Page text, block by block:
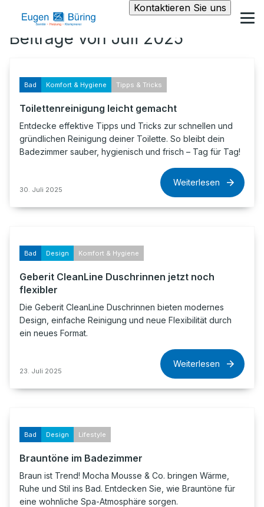
Kontaktieren Sie uns
Beiträge von Juli 2025
Bad Komfort & Hygiene Tipps & Tricks
Toilettenreinigung leicht gemacht
Entdecke effektive Tipps und Tricks zur schnellen und
gründlichen Reinigung deiner Toilette. So bleibt dein
Badezimmer sauber, hygienisch und frisch – Tag für Tag!
30. Juli 2025
Weiterlesen
Bad Design Komfort & Hygiene
Geberit CleanLine Duschrinnen jetzt noch
flexibler
Die Geberit CleanLine Duschrinnen bieten modernes
Design, einfache Reinigung und neue Flexibilität durch
ein neues Format.
23. Juli 2025
Weiterlesen
Bad Design Lifestyle
Brauntöne im Badezimmer
Braun ist Trend! Mocha Mousse & Co. bringen Wärme,
Ruhe und Stil ins Bad. Entdecken Sie, wie Brauntöne für
eine wohnliche Spa-Atmosphäre sorgen.